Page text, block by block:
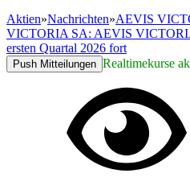
Aktien»Nachrichten»AEVIS
VICTORIA SA: AEVIS
ersten Quartal 2026 fort
Push Mitteilungen Realtimekurse